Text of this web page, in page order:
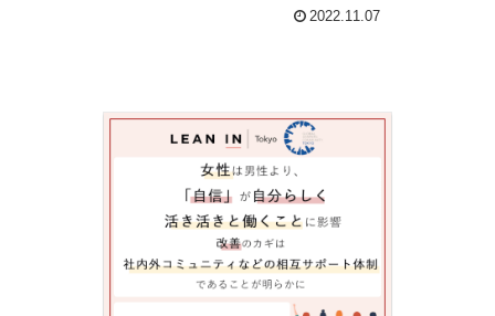
2022.11.07